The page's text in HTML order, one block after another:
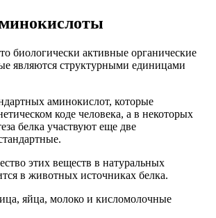
биологически активные органические
являются структурными единицами
аминокислот, которые
коде человека, а в некоторых
белка участвуют еще две
этих веществ в натуральных
в животных источниках белка.
яйца, молоко и кисломолочные